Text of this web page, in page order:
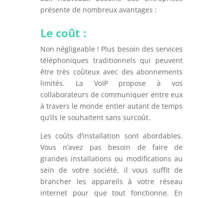
présente de nombreux avantages :
Le coût :
Non négligeable ! Plus besoin des services
téléphoniques traditionnels qui peuvent
être très coûteux avec des abonnements
limités. La VoIP propose à vos
collaborateurs de communiquer entre eux
à travers le monde entier autant de temps
qu’ils le souhaitent sans surcoût.
Les coûts d’installation sont abordables.
Vous n’avez pas besoin de faire de
grandes installations ou modifications au
sein de votre société, il vous suffit de
brancher les appareils à votre réseau
internet pour que tout fonctionne. En